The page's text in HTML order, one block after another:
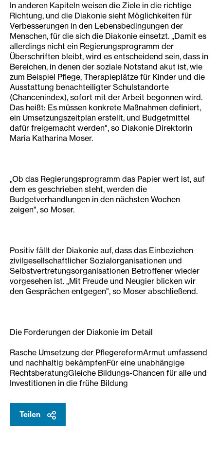
In anderen Kapiteln weisen die Ziele in die richtige
Richtung, und die Diakonie sieht Möglichkeiten für
Verbesserungen in den Lebensbedingungen der
Menschen, für die sich die Diakonie einsetzt. „Damit es
allerdings nicht ein Regierungsprogramm der
Überschriften bleibt, wird es entscheidend sein, dass in
Bereichen, in denen der soziale Notstand akut ist, wie
zum Beispiel Pflege, Therapieplätze für Kinder und die
Ausstattung benachteiligter Schulstandorte
(Chancenindex), sofort mit der Arbeit begonnen wird.
Das heißt: Es müssen konkrete Maßnahmen definiert,
ein Umsetzungszeitplan erstellt, und Budgetmittel
dafür freigemacht werden", so Diakonie Direktorin
Maria Katharina Moser.
„Ob das Regierungsprogramm das Papier wert ist, auf
dem es geschrieben steht, werden die
Budgetverhandlungen in den nächsten Wochen
zeigen", so Moser.
Positiv fällt der Diakonie auf, dass das Einbeziehen
zivilgesellschaftlicher Sozialorganisationen und
Selbstvertretungsorganisationen Betroffener wieder
vorgesehen ist. „Mit Freude und Neugier blicken wir
den Gesprächen entgegen", so Moser abschließend.
Die Forderungen der Diakonie im Detail
Rasche Umsetzung der PflegereformArmut umfassend
und nachhaltig bekämpfenFür eine unabhängige
RechtsberatungGleiche Bildungs-Chancen für alle und
Investitionen in die frühe Bildung
Teilen